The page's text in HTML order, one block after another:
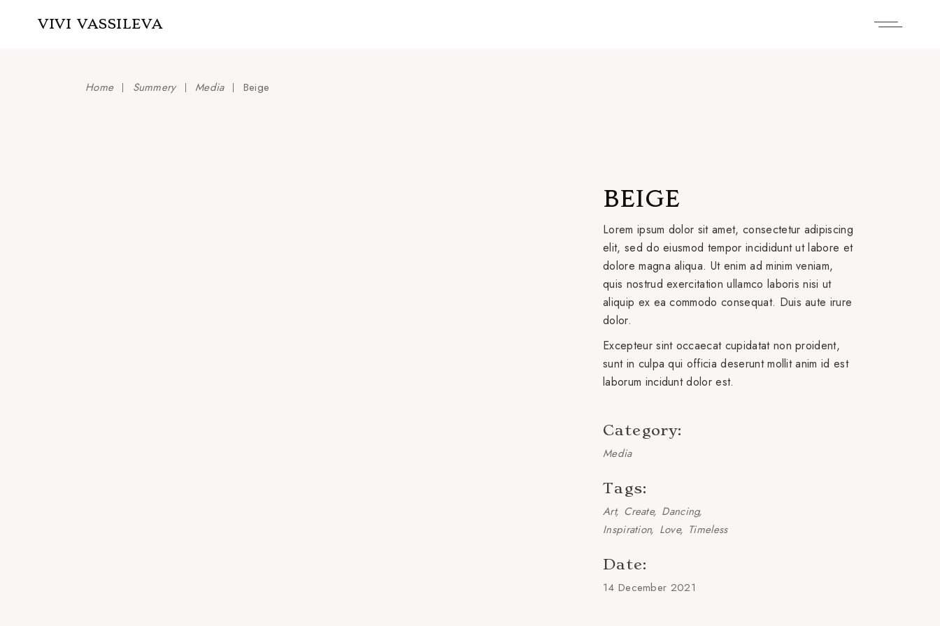
VIVI VASSILEVA
Home Summery Media Beige
BEIGE
Lorem ipsum dolor sit amet, consectetur adipiscing
elit, sed do eiusmod tempor incididunt ut labore et
dolore magna aliqua. Ut enim ad minim veniam,
quis nostrud exercitation ullamco laboris nisi ut
aliquip ex ea commodo consequat. Duis aute irure
dolor.
Excepteur sint occaecat cupidatat non proident,
sunt in culpa qui officia deserunt mollit anim id est
laborum incidunt dolor est.
Category:
Media
Tags:
Art Create Dancing
Inspiration Love Timeless
Date:
14 December 2021